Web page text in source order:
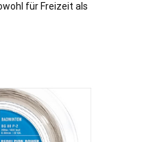
für Freizeit als